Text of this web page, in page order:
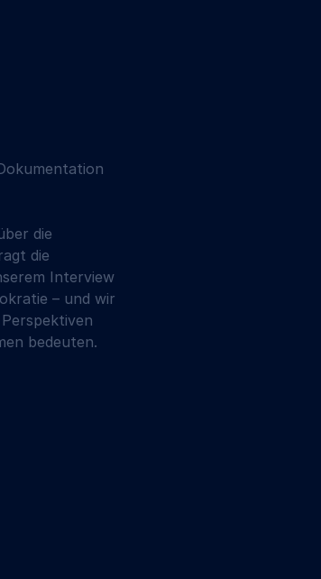
die
die
Interview
– und wir
bedeuten.